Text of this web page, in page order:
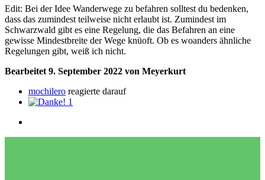
Edit: Bei der Idee Wanderwege zu befahren solltest du bedenken,
dass das zumindest teilweise nicht erlaubt ist. Zumindest im
Schwarzwald gibt es eine Regelung, die das Befahren an eine
gewisse Mindestbreite der Wege knüoft. Ob es woanders ähnliche
Regelungen gibt, weiß ich nicht.
Bearbeitet 9. September 2022 von Meyerkurt
mochilero reagierte darauf
1